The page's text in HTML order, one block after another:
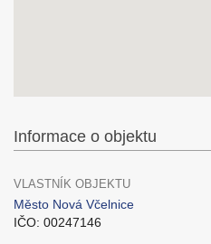
Informace o objektu
VLASTNÍK OBJEKTU
Město Nová Včelnice
IČO: 00247146